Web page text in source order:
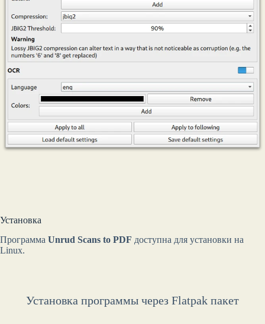
Установка
Программа Unrud Scans to PDF доступна для установки на
Linux.
Установка программы через Flatpak пакет